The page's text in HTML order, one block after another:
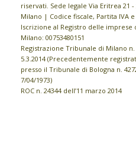
riservati. Sede legale Via Eritrea 21 -
Milano | Codice fiscale, Partita IVA e
Iscrizione al Registro delle imprese
Milano: 00753480151
Registrazione Tribunale di Milano n.
5.3.2014 (Precedentemente
presso il Tribunale di Bologna n.
7/04/1973)
ROC n. 24344 dell’11 marzo 2014